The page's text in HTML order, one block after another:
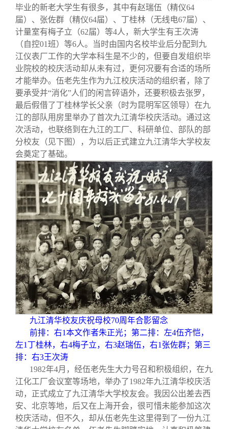
毕业的新老大学生有很多，其中有赵瑞伍（精仪64
届）、张佐群（精仪64届）、丁桂林（无线电67届）、
计量室有梅子立（62届）等4人，新大学生有王次涛
（自控01班）等6人。当时由国内名校毕业后分配到九
江仪表厂工作的大学本科生是不少的，但要自发组织毕
业院校的校庆活动却从未有过，更何况要有合适的场所
才能举办。伍老先生作为九江校庆活动的组织者，除了
要承受并“消化”人们的闲言碎语外，还要积极去张罗，
最后假借了丁桂林学长父亲（时为昆明军区领导）在九
江的部队用房里举办了首次九江清华校庆活动。通过这
次活动，也联络到在九江的工厂、科研单位、部队的部
分校友（见下图），为以后正式建立九江清华大学校友
会奠定了基础。
九江清华校友庆祝母校70周年合影留念
前排：右1本文作者朱正光；第二排：左4伍齐恺，
左1丁桂林，右4梅子立，右3赵瑞伍，右1张佐群；第三
排：右3王次涛
1982年4月，经伍老先生大力号召和积极组织，在九
江化工厂会议室等场地，举办了1982年九江清华校庆活
动，正式成立了九江清华大学校友会。我因公出差去西
安、北京等地，后又在上海开会，很可惜未能参加这次
校庆活动，但不久，却从伍老先生这里得到了一份九江